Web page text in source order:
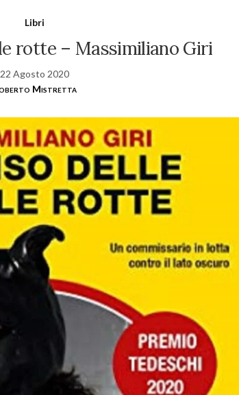
Libri
rotte – Massimiliano Giri
22 Agosto 2020
Mistretta